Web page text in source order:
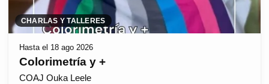
CHARLAS Y TALLERES
Hasta el 18 ago 2026
Colorimetría y +
COAJ Ouka Leele